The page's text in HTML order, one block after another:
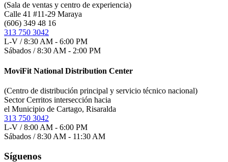
(Sala de ventas y centro de experiencia)
Calle 41 #11-29 Maraya
(606) 349 48 16
313 750 3042
L-V / 8:30 AM - 6:00 PM
Sábados / 8:30 AM - 2:00 PM
MoviFit National Distribution Center
(Centro de distribución principal y servicio técnico nacional)
Sector Cerritos intersección hacia
el Municipio de Cartago, Risaralda
313 750 3042
L-V / 8:00 AM - 6:00 PM
Sábados / 8:30 AM - 11:30 AM
Síguenos